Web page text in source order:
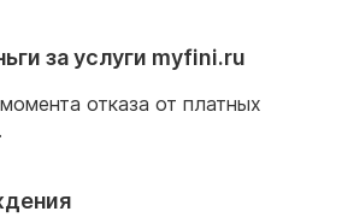
за услуги myfini.ru
отказа от платных